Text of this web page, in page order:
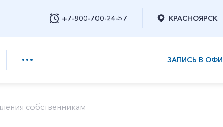
+7-800-700-24-57 КРАСНОЯРСК
ЗАПИСЬ В
собственникам